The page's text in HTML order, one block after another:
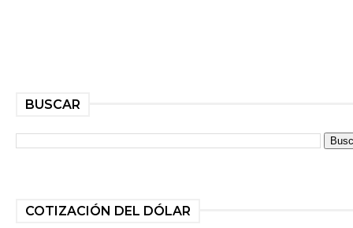
BUSCAR
COTIZACIÓN DEL DÓLAR